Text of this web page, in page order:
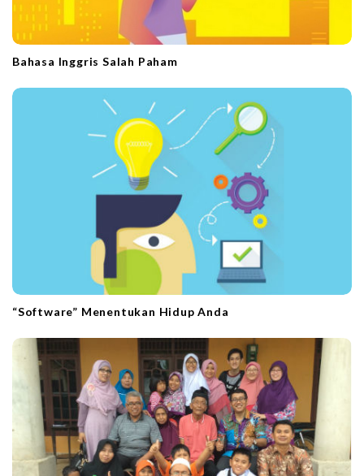
Bahasa Inggris Salah Paham
“Software” Menentukan Hidup Anda